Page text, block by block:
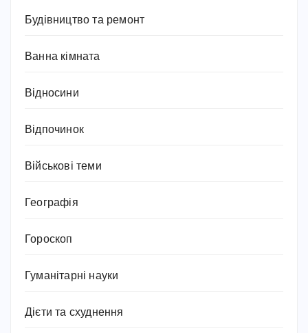
Будівництво та ремонт
Ванна кімната
Відносини
Відпочинок
Військові теми
Географія
Гороскоп
Гуманітарні науки
Дієти та схуднення